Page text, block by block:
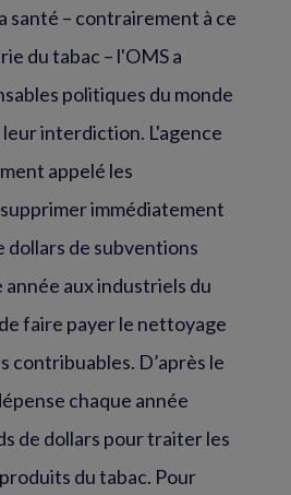
– contrairement à ce
du tabac – l'OMS a
politiques du monde
interdiction. L'agence
appelé les
immédiatement
dollars de subventions
aux industriels du
faire payer le nettoyage
contribuables. D’après le
chaque année
de dollars pour traiter les
du tabac. Pour